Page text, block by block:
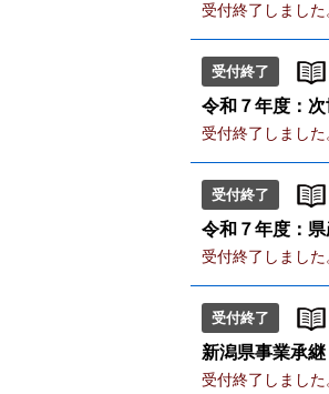
受付終了しました
受付終了
令和７年度：
受付終了しました
受付終了
令和７年度：
受付終了しました
受付終了
新潟県事業承
受付終了しました